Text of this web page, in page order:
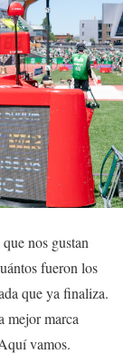
nos gustan
fueron los
que ya finaliza.
mejor marca
vamos.